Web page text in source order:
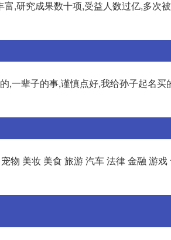
,研究成果数十项,受益人数过亿,多次
,一辈子的事,谨慎点好,我给孙子起名
物 美妆 美食 旅游 汽车 法律 金融 游戏